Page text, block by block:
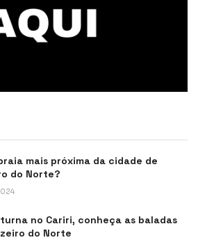
mais próxima da cidade de
do Norte?
no Cariri, conheça as baladas
do Norte